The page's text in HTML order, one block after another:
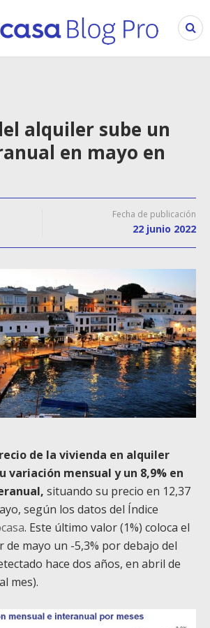
alquiler sube un
en mayo en
Fecha de publicación
22 junio 2022
de la vivienda en alquiler
variación mensual y un 8,9% en
situando su precio en 12,37
según los datos del Índice
. Este último valor (1%) coloca el
de mayo un -5,3% por debajo del
hace dos años, en abril de
al mes).